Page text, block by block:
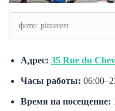
фото: pinterest
Адрес: 35 Rue du
Часы работы:
Время на посещение: